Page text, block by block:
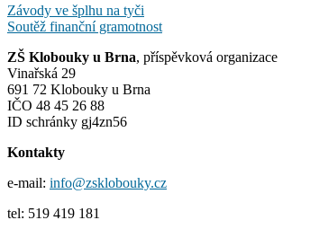
Navigace
pro
příspěvek
Závody ve šplhu na tyči
Soutěž finanční gramotnost
ZŠ Klobouky u Brna, příspěvková organizace
Vinařská 29
691 72 Klobouky u Brna
IČO 48 45 26 88
ID schránky gj4zn56
Kontakty
e-mail: info@zsklobouky.cz
tel: 519 419 181